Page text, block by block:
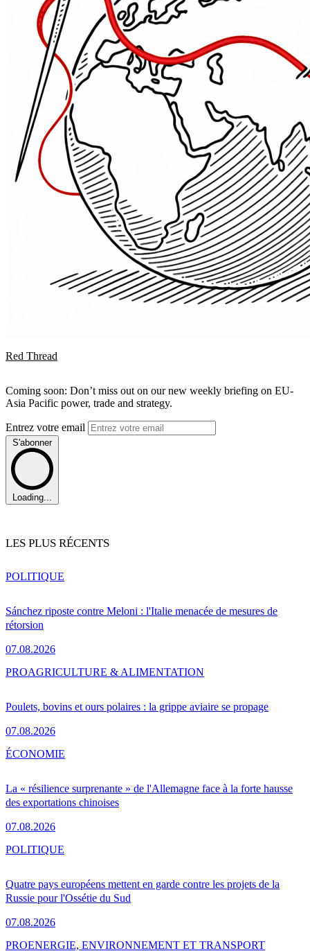
Red Thread
Coming soon: Don’t miss out on our new weekly briefing on EU-
Asia Pacific power, trade and strategy.
Entrez votre email
S'abonner
Loading...
LES PLUS RÉCENTS
Sánchez riposte contre Meloni : l'Italie menacée de mesures de
rétorsion
07.08.2026
POLITIQUE
Poulets, bovins et ours polaires : la grippe aviaire se propage
07.08.2026
PROAGRICULTURE & ALIMENTATION
La « résilience surprenante » de l'Allemagne face à la forte hausse
des exportations chinoises
07.08.2026
ÉCONOMIE
Quatre pays européens mettent en garde contre les projets de la
Russie pour l'Ossétie du Sud
07.08.2026
POLITIQUE
PROENERGIE, ENVIRONNEMENT ET TRANSPORT